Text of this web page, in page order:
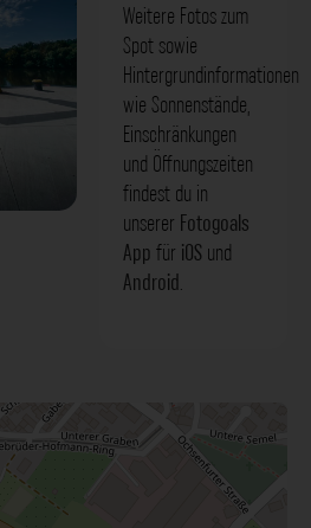
Weitere Fotos zum
Spot sowie
Hintergrundinformationen
wie Sonnenstände,
Einschränkungen
und Öffnungszeiten
findest du in
unserer Fotogoals
App für iOS und
Android.